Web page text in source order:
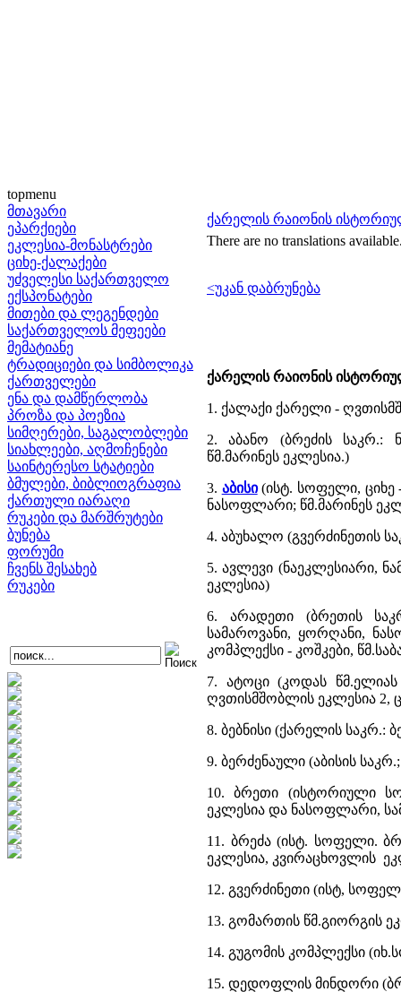
topmenu
მთავარი
ეპარქიები
ეკლესია-მონასტრები
ციხე-ქალაქები
უძველესი საქართველო
ექსპონატები
მითები და ლეგენდები
საქართველოს მეფეები
მემატიანე
ტრადიციები და სიმბოლიკა
ქართველები
ენა და დამწერლობა
პროზა და პოეზია
სიმღერები, საგალობლები
სიახლეები, აღმოჩენები
საინტერესო სტატიები
ბმულები, ბიბლიოგრაფია
ქართული იარაღი
რუკები და მარშრუტები
ბუნება
ფორუმი
ჩვენს შესახებ
რუკები
ქარელის რაიონის
There are no translations
<უკან დაბრუნება
ქარელის რაიონის
1. ქალაქი ქარელი -
2. აბანო (ბრეძის საკრ.:
წმ.მარინეს ეკლესია.)
3. აბისი(ისტ. სოფელი, ციხე
ნასოფლარი; წმ.მარინეს
4. აბუხალო (გვერძინეთის
5. ავლევი (ნაეკლესიარი,
ეკლესია)
6. არადეთი (ბრეთის
სამაროვანი, ყორღანი,
კომპლექსი - კოშკები,
7. ატოცი (კოდას
ღვთისმშობლის ეკლესია 2,
8. ბებნისი (ქარელის
9. ბერძენაული (აბისის
10. ბრეთი (ისტორიული
ეკლესია და ნასოფლარი,
11. ბრეძა (ისტ. სოფელი.
ეკლესია, კვირაცხოვლის
12. გვერძინეთი (ისტ,
13. გომართის წმ.გიორგის
14. გუგომის კომპლექსი
15. დედოფლის მინდორი